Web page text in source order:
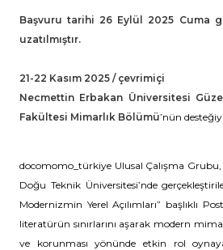
Başvuru tarihi 26 Eylül 2025 Cuma
uzatılmıştır.
21-22 Kasım 2025 / çevrimiçi
Necmettin Erbakan Üniversitesi
Fakültesi Mimarlık Bölümü’nün
docomomo_türkiye Ulusal Çalışma
Doğu Teknik Üniversitesi’nde
Modernizmin Yerel Açılımları” başlıklı
literatürün sınırlarını aşarak modern
ve korunması yönünde etkin rol